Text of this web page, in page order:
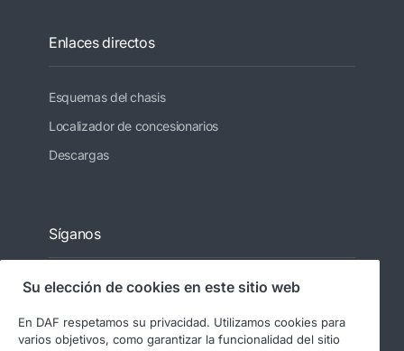
Enlaces directos
Esquemas del chasis
Localizador de concesionarios
Descargas
Síganos
Su elección de cookies en este sitio web
En DAF respetamos su privacidad. Utilizamos cookies para
varios objetivos, como garantizar la funcionalidad del sitio